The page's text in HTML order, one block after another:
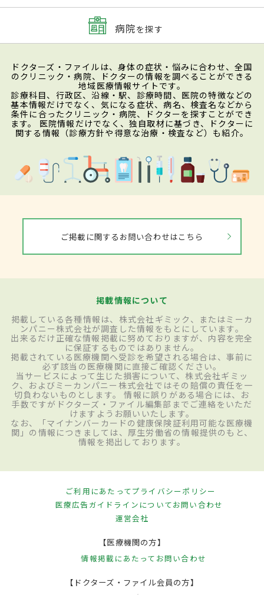
病院を探す
ドクターズ・ファイルは、身体の症状・悩みに合わせ、全国
のクリニック・病院、ドクターの情報を調べることができる
地域医療情報サイトです。
診療科目、行政区、沿線・駅、診療時間、医院の特徴などの
基本情報だけでなく、気になる症状、病名、検査名などから
条件に合ったクリニック・病院、ドクターを探すことができ
ます。 医院情報だけでなく、独自取材に基づき、ドクターに
関する情報（診療方針や得意な治療・検査など）も紹介。
ご掲載に関するお問い合わせはこちら
掲載情報について
掲載している各種情報は、株式会社ギミック、またはミーカ
ンパニー株式会社が調査した情報をもとにしています。
出来るだけ正確な情報掲載に努めておりますが、内容を完全
に保証するものではありません。
掲載されている医療機関へ受診を希望される場合は、事前に
必ず該当の医療機関に直接ご確認ください。
当サービスによって生じた損害について、株式会社ギミッ
ク、およびミーカンパニー株式会社ではその賠償の責任を一
切負わないものとします。 情報に誤りがある場合には、お
手数ですがドクターズ・ファイル編集部までご連絡をいただ
けますようお願いいたします。
なお、「マイナンバーカードの健康保険証利用可能な医療機
関」の情報につきましては、厚生労働省の情報提供のもと、
情報を掲出しております。
ご利用にあたってプライバシーポリシー
医療広告ガイドラインについてお問い合わせ
運営会社
【医療機関の方】
情報掲載にあたって お問い合わせ
【ドクターズ・ファイル会員の方】